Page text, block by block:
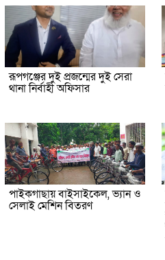
রূপগঞ্জের দুই প্রজন্মের দুই সেরা
থানা নির্বাহী অফিসার
পাইকগাছায় বাইসাইকেল, ভ্যান ও
সেলাই মেশিন বিতরণ